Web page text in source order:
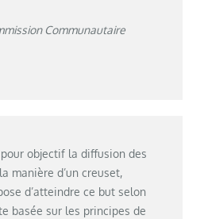
Communautaire
pour objectif la diffusion des
manière d’un creuset,
d’atteindre ce but selon
basée sur les principes de